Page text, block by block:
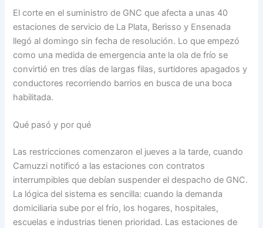
El corte en el suministro de GNC que afecta a unas 40
estaciones de servicio de La Plata, Berisso y Ensenada
llegó al domingo sin fecha de resolución. Lo que empezó
como una medida de emergencia ante la ola de frío se
convirtió en tres días de largas filas, surtidores apagados y
conductores recorriendo barrios en busca de una boca
habilitada.
Qué pasó y por qué
Las restricciones comenzaron el jueves a la tarde, cuando
Camuzzi notificó a las estaciones con contratos
interrumpibles que debían suspender el despacho de GNC.
La lógica del sistema es sencilla: cuando la demanda
domiciliaria sube por el frío, los hogares, hospitales,
escuelas e industrias tienen prioridad. Las estaciones de